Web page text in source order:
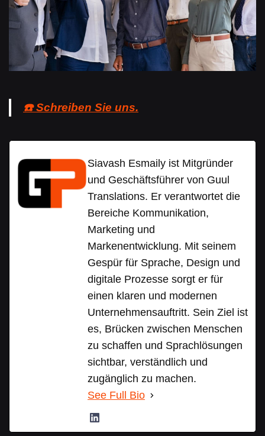
☎️ Schreiben Sie uns.
Siavash Esmaily ist Mitgründer
und Geschäftsführer von Guul
Translations. Er verantwortet die
Bereiche Kommunikation,
Marketing und
Markenentwicklung. Mit seinem
Gespür für Sprache, Design und
digitale Prozesse sorgt er für
einen klaren und modernen
Unternehmensauftritt. Sein Ziel ist
es, Brücken zwischen Menschen
zu schaffen und Sprachlösungen
sichtbar, verständlich und
zugänglich zu machen.
See Full Bio